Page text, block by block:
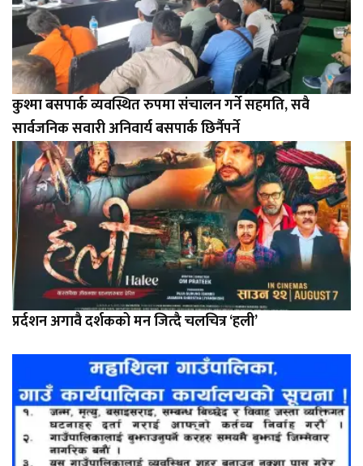
कुश्मा बसपार्क व्यवस्थित रुपमा संचालन गर्ने सहमति, सवै
सार्वजनिक सवारी अनिवार्य बसपार्क छिर्नैपर्ने
प्रर्दशन अगावै दर्शकको मन जित्दै चलचित्र ‘हली’